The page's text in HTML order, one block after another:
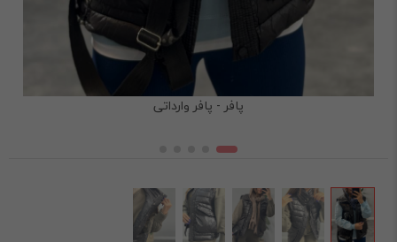
پافر - پافر وارداتی